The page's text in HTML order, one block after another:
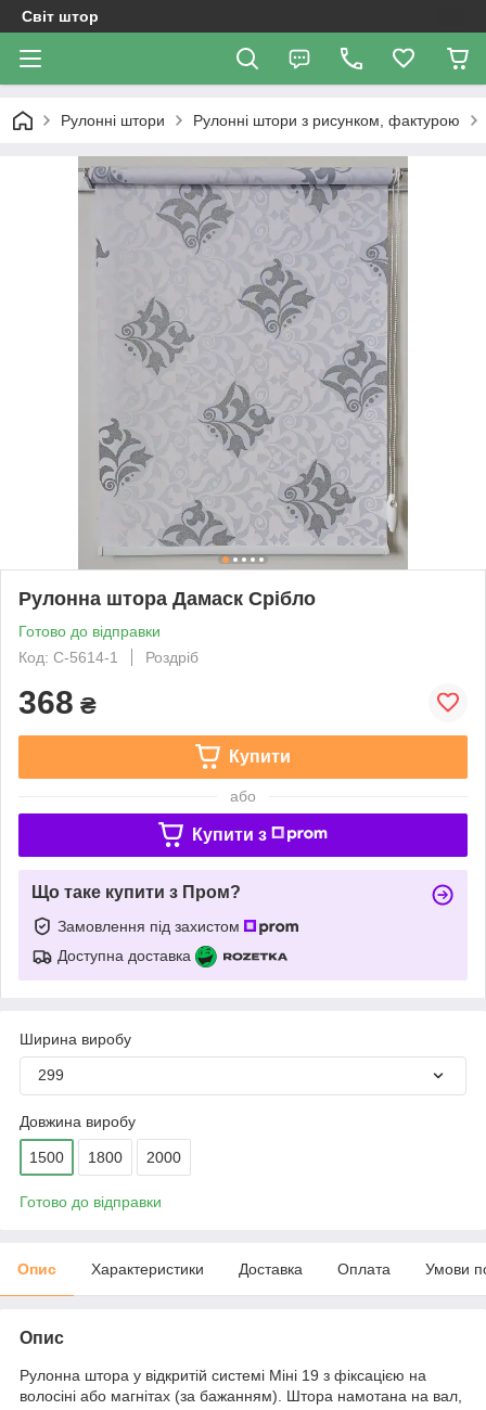
Світ штор
Рулонні штори Рулонні штори з рисунком, фактурою
Рулонна штора Дамаск Срiбло
Готово до відправки
Код: С-5614-1
Роздріб
368 ₴
Купити
або
Купити з
Що таке купити з Пром?
Замовлення під захистом
Доступна доставка
Ширина виробу
299
Довжина виробу
1500 1800 2000
Готово до відправки
Опис Характеристики Доставка Оплата Умови
Опис
Рулонна штора у відкритій системі Міні 19 з фіксацією на
волосіні або магнітах (за бажанням). Штора намотана на вал,